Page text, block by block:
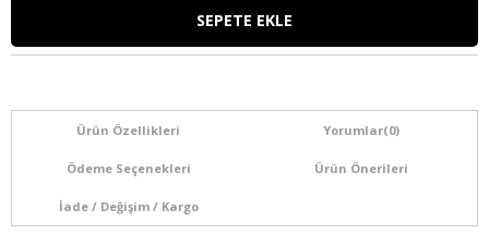
Ürün Özellikleri Yorumlar(0)
Ödeme Seçenekleri Ürün Önerileri
İade / Değişim / Kargo